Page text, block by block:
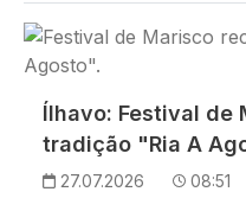
Imagem
Ílhavo: Festival de
tradição "Ria A
27.07.2026 08:51